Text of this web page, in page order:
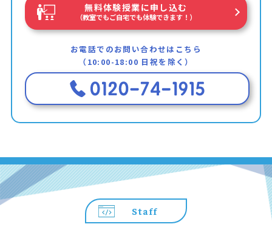
無料体験授業に申し込む
（教室でもご自宅でも体験できます！）
お電話でのお問い合わせはこちら
（10:00-18:00 日祝を除く）
Staff